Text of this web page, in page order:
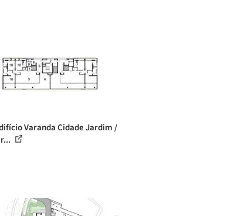
Varanda Cidade Jardim /